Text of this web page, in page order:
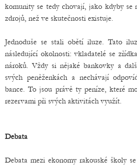
komunity se tedy chovají, jako kdyby se
zdrojů, než ve skutečnosti existuje.
Jednoduše se stali obětí iluze. Tato
následující okolnosti: vkladatelé se
nároků. Vždy si nějaké bankovky a
svých peněženkách a nechávají
bance. To jsou právě ty peníze, které
rezervami při svých aktivitách využít.
Debata
Debata mezi ekonomy rakouské školy